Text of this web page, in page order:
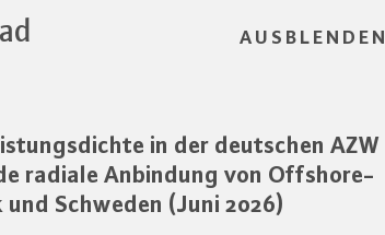
AUSBLENDEN
in der deutschen AZW
radiale Anbindung von Offshore-
Schweden (Juni 2026)